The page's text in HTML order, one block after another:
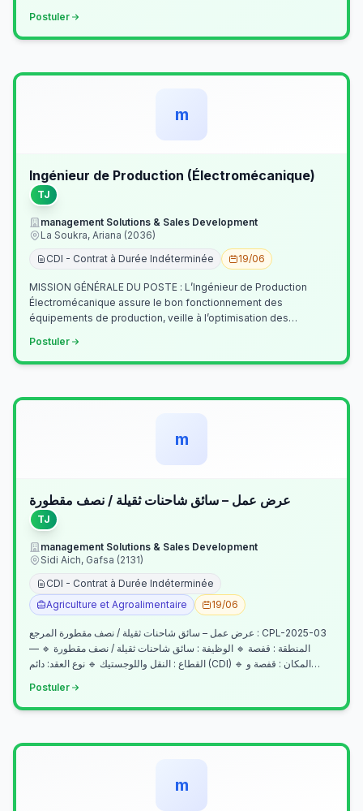
Postuler
m
Ingénieur de Production (Électromécanique)
TJ
management Solutions & Sales Development
La Soukra, Ariana (2036)
CDI - Contrat à Durée Indéterminée
19/06
MISSION GÉNÉRALE DU POSTE : L’Ingénieur de Production
Électromécanique assure le bon fonctionnement des
équipements de production, veille à l’optimisation des
Postuler
m
عرض عمل – سائق شاحنات ثقيلة / نصف مقطورة
TJ
management Solutions & Sales Development
Sidi Aich, Gafsa (2131)
CDI - Contrat à Durée Indéterminée
Agriculture et Agroalimentaire
19/06
عرض عمل – سائق شاحنات ثقيلة / نصف مقطورة المرجع : CPL-2025-03
— المنطقة : قفصة 🔹 الوظيفة : سائق شاحنات ثقيلة / نصف مقطورة 🔹
القطاع : النقل واللوجستيك 🔹 نوع العقد: دائم (CDI) 🔹 المكان : قفصة و…
Postuler
m